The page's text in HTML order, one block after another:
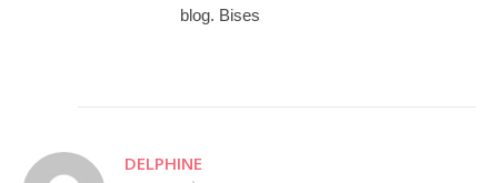
blog. Bises
DELPHINE